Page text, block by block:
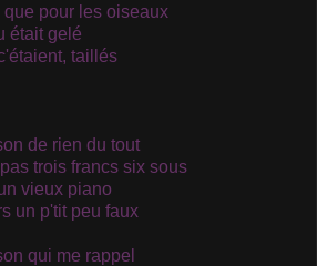
que pour les oiseaux
était gelé
taillés
de rien du tout
trois francs six sous
vieux piano
un p'tit peu faux
qui me rappel